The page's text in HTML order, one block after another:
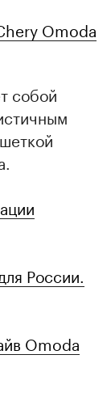
Omoda
собой
России.
Omoda